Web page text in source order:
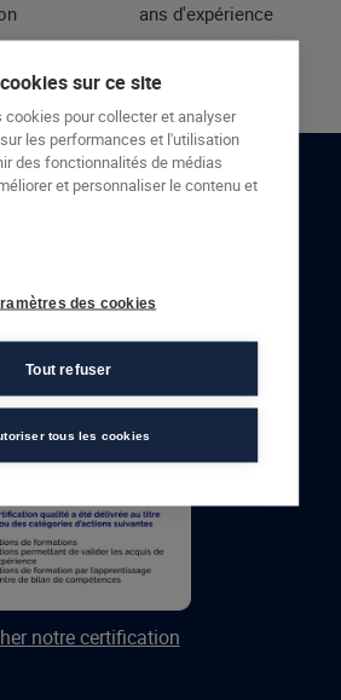
ans d'expérience
EN CONTACT
notre certification
sur ce site
cookies pour collecter et analyser
les performances et l'utilisation
des fonctionnalités de médias
et personnaliser le contenu et
des cookies
Tout refuser
tous les cookies